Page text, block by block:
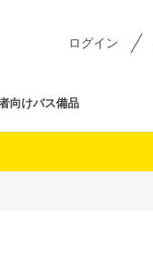
ログイン
向けバス備品